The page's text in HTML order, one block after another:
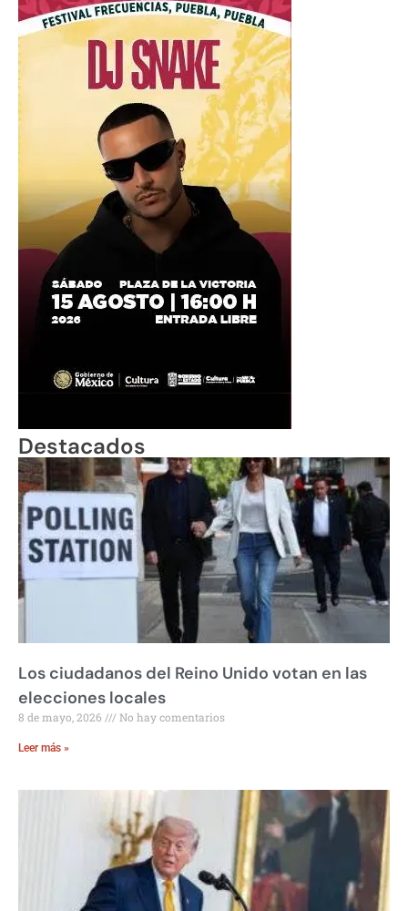
Destacados
Los ciudadanos del Reino Unido votan en las
elecciones locales
8 de mayo, 2026 No hay comentarios
Leer más »